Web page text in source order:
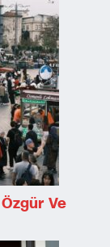
Ve